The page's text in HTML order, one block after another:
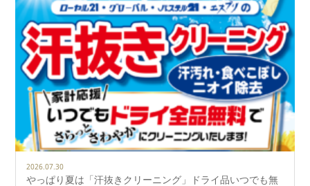
2026.07.30
やっぱり夏は「汗抜きクリーニング」ドライ品いつでも無